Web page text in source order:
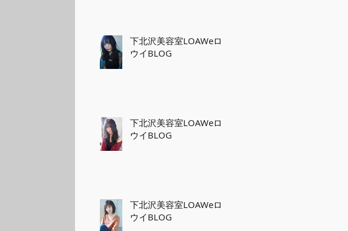
下北沢美容室LOAWeロ
ウイBLOG
下北沢美容室LOAWeロ
ウイBLOG
下北沢美容室LOAWeロ
ウイBLOG